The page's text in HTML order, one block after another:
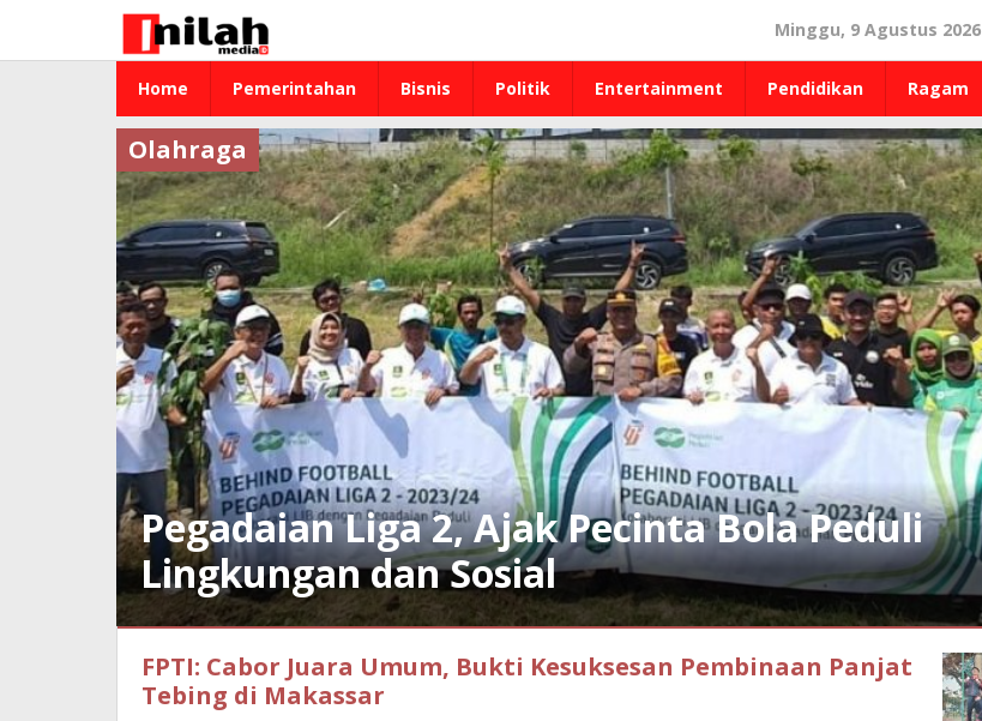
konten
Minggu, 9 Agustus 2026
Home Pemerintahan Bisnis Politik Entertainment Pendidikan Ragam
Pegadaian Liga 2, Ajak Pecinta Bola Peduli
Lingkungan dan Sosial
Olahraga
Olahraga
FPTI: Cabor Juara Umum, Bukti Kesuksesan Pembinaan Panjat
Tebing di Makassar